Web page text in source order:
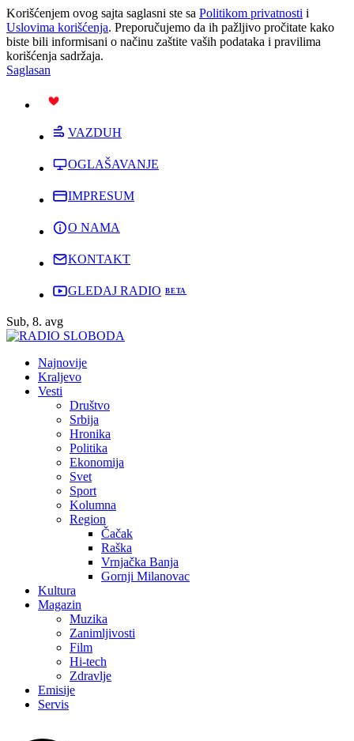
Korišćenjem ovog sajta saglasni ste sa Politikom privatnosti i
Uslovima korišćenja. Preporučujemo da ih pažljivo pročitate kako
biste bili informisani o načinu zaštite vaših podataka i pravilima
korišćenja sadržaja.
Saglasan
VAZDUH
OGLAŠAVANJE
IMPRESUM
O NAMA
KONTAKT
GLEDAJ RADIO
Sub, 8. avg
Najnovije
Kraljevo
Vesti
Društvo
Srbija
Hronika
Politika
Ekonomija
Svet
Sport
Kolumna
Region
Čačak
Raška
Vrnjačka Banja
Gornji Milanovac
Kultura
Magazin
Muzika
Zanimljivosti
Film
Hi-tech
Zdravlje
Emisije
Servis